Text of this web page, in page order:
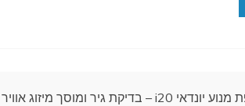
החלפת מנוע יונדאי i20 – בדיקת גיר ומוסך מיזוג אוויר